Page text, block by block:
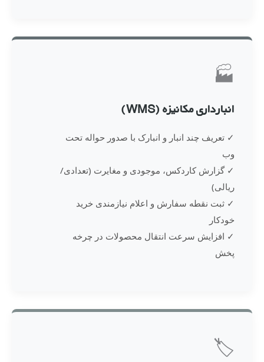
🏭
انبارداری مکانیزه (WMS)
✓ تعریف چند انبار و انبارک با صدور حواله تحت
وب
✓ گزارش کاردکس، موجودی و مغایرت (تعدادی/
ریالی)
✓ ثبت نقطه سفارش و اعلام نیازمندی خرید
خودکار
✓ افزایش سرعت انتقال محصولات در چرخه
پخش
🏷️